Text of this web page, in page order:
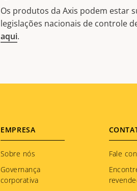
Os produtos da Axis podem estar
legislações nacionais de controle
aqui.
Footer
menu
EMPRESA
Sobre nós
Governança
corporativa
Fale